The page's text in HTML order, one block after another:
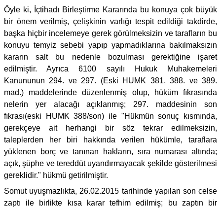
Öyle ki, İçtihadı Birleştirme Kararında bu konuya çok büyük
bir önem verilmiş, çelişkinin varlığı tespit edildiği takdirde,
başka hiçbir incelemeye gerek görülmeksizin ve tarafların bu
konuyu temyiz sebebi yapıp yapmadıklarına bakılmaksızın
kararın salt bu nedenle bozulması gerektiğine işaret
edilmiştir. Ayrıca 6100 sayılı Hukuk Muhakemeleri
Kanununun 294. ve 297. (Eski HUMK 381, 388. ve 389.
mad.) maddelerinde düzenlenmiş olup, hüküm fıkrasında
nelerin yer alacağı açıklanmış; 297. maddesinin son
fıkrası(eski HUMK 388/son) ile "Hükmün sonuç kısmında,
gerekçeye ait herhangi bir söz tekrar edilmeksizin,
taleplerden her biri hakkında verilen hükümle, taraflara
yüklenen borç ve tanınan hakların, sıra numarası altında;
açık, şüphe ve tereddüt uyandırmayacak şekilde gösterilmesi
gereklidir." hükmü getirilmiştir.
Somut uyuşmazlıkta, 26.02.2015 tarihinde yapılan son celse
zaptı ile birlikte kısa karar tefhim edilmiş; bu zaptın bir